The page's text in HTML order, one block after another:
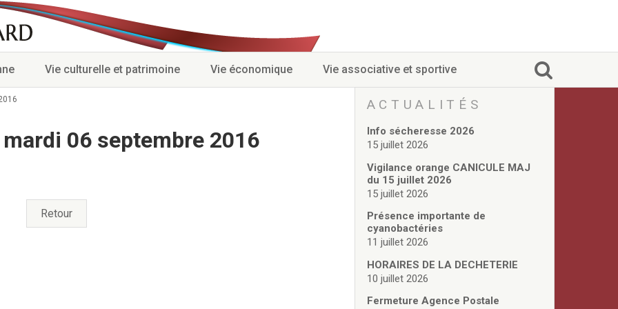
Vie culturelle et patrimoine Vie économique Vie associative et sportive
06 septembre 2016
Retour
ACTUALITÉS
Info sécheresse 2026
15 juillet 2026
Vigilance orange CANICULE MAJ
du 15 juillet 2026
15 juillet 2026
Présence importante de
cyanobactéries
11 juillet 2026
HORAIRES DE LA DECHETERIE
10 juillet 2026
Fermeture Agence Postale